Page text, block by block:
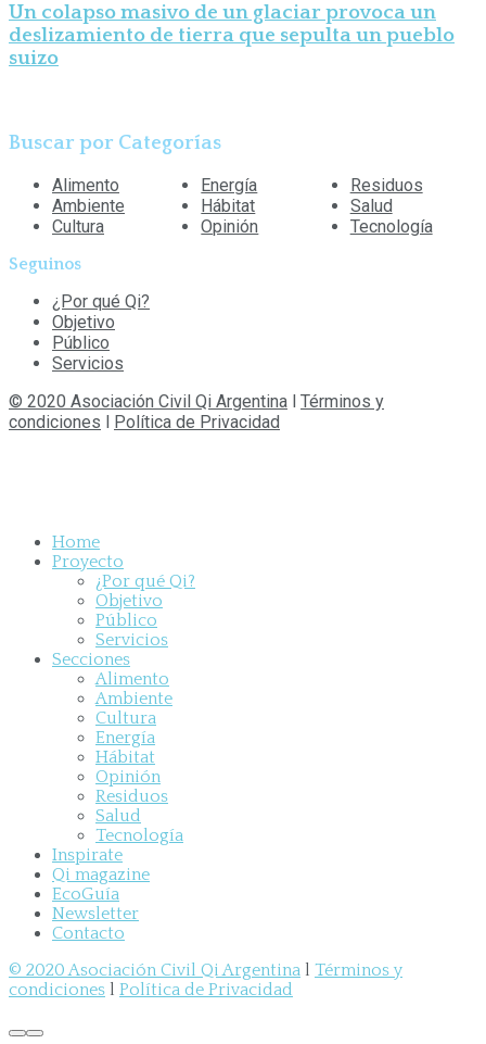
Un colapso masivo de un glaciar provoca un
deslizamiento de tierra que sepulta un pueblo
suizo
Buscar por Categorías
Alimento
Ambiente
Cultura
Energía
Hábitat
Opinión
Residuos
Salud
Tecnología
Seguinos
¿Por qué Qi?
Objetivo
Público
Servicios
© 2020 Asociación Civil Qi Argentina l Términos y
condiciones l Política de Privacidad
Home
Proyecto
¿Por qué Qi?
Objetivo
Público
Servicios
Secciones
Alimento
Ambiente
Cultura
Energía
Hábitat
Opinión
Residuos
Salud
Tecnología
Inspirate
Qi magazine
EcoGuía
Newsletter
Contacto
© 2020 Asociación Civil Qi Argentina l Términos y
condiciones l Política de Privacidad